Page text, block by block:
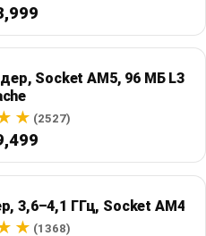
Socket AM5, 96 МБ L3
(2527)
3,6–4,1 ГГц, Socket AM4
(1368)